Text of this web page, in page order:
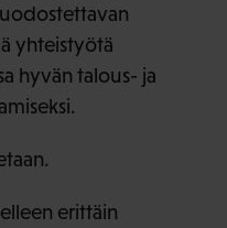
yhteistyötä
hyvän talous- ja
erittäin